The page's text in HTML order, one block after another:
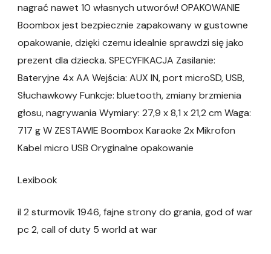
nagrać nawet 10 własnych utworów! OPAKOWANIE
Boombox jest bezpiecznie zapakowany w gustowne
opakowanie, dzięki czemu idealnie sprawdzi się jako
prezent dla dziecka. SPECYFIKACJA Zasilanie:
Bateryjne 4x AA Wejścia: AUX IN, port microSD, USB,
Słuchawkowy Funkcje: bluetooth, zmiany brzmienia
głosu, nagrywania Wymiary: 27,9 x 8,1 x 21,2 cm Waga:
717 g W ZESTAWIE Boombox Karaoke 2x Mikrofon
Kabel micro USB Oryginalne opakowanie
Lexibook
il 2 sturmovik 1946, fajne strony do grania, god of war
pc 2, call of duty 5 world at war